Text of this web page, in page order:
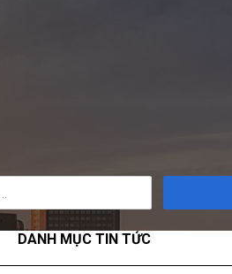
DANH MỤC TIN TỨC